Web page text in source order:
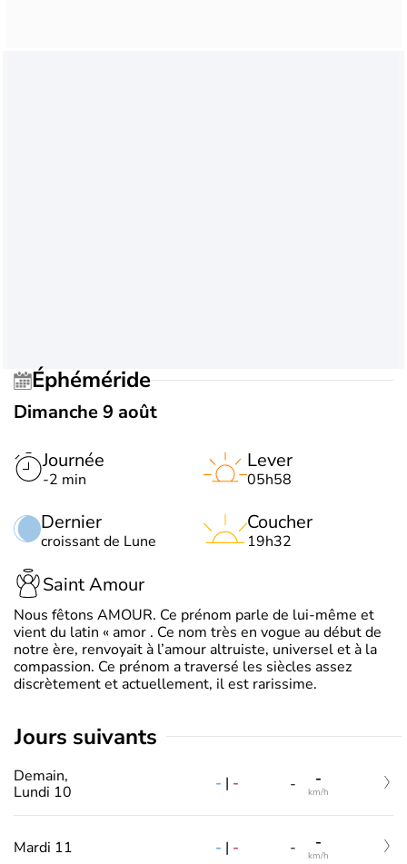
Éphéméride
Dimanche 9 août
Journée
-2 min
Dernier
croissant de Lune
Lever
05h58
Coucher
19h32
Saint Amour
Nous fêtons AMOUR. Ce prénom parle de lui-même et
vient du latin « amor . Ce nom très en vogue au début de
notre ère, renvoyait à l’amour altruiste, universel et à la
compassion. Ce prénom a traversé les siècles assez
discrètement et actuellement, il est rarissime.
jours suivants
Demain,
Lundi 10
- | - - -
km/h
Mardi 11 - | - - -
km/h